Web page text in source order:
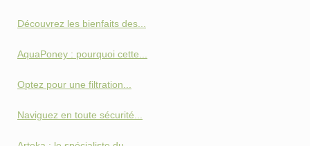
Découvrez les bienfaits des...
AquaPoney : pourquoi cette...
Optez pour une filtration...
Naviguez en toute sécurité...